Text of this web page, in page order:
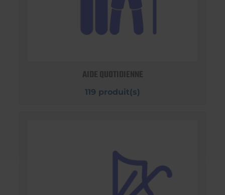
AIDE QUOTIDIENNE
119 produit(s)